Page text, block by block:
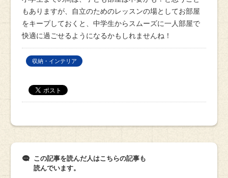
もありますが、自立のためのレッスンの場としてお部屋
をキープしておくと、中学生からスムーズに一人部屋で
快適に過ごせるようになるかもしれませんね！
収納・インテリア
この記事を読んだ人はこちらの記事も
読んでいます。